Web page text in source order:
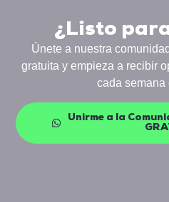
¿Listo
Únete a nuestra
gratuita y empieza a recibir
cada semana
Unirme a la